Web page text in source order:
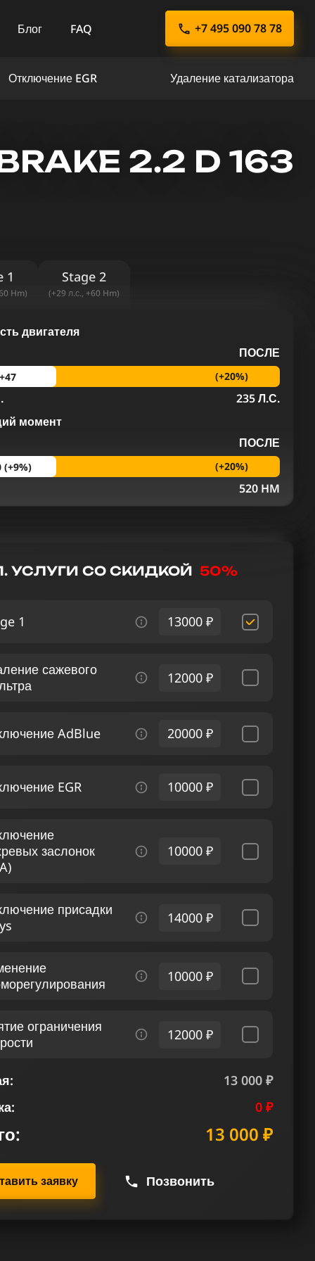
Блог FAQ +7 495 090 78 78
Отключение EGR Удаление катализатора
2.2 D 163
1
Hm)
Stage 2
(+29 л.с., +60 Hm)
двигателя
ПОСЛЕ
+47 (+20%)
235 Л.С.
момент
ПОСЛЕ
(+9%) (+20%)
520 HM
УСЛУГИ СО СКИДКОЙ 50%
1 13000 ₽
сажевого
12000 ₽
AdBlue 20000 ₽
EGR 10000 ₽
заслонок
10000 ₽
присадки
14000 ₽
10000 ₽
ограничения
12000 ₽
13 000 ₽
0 ₽
13 000 ₽
заявку Позвонить